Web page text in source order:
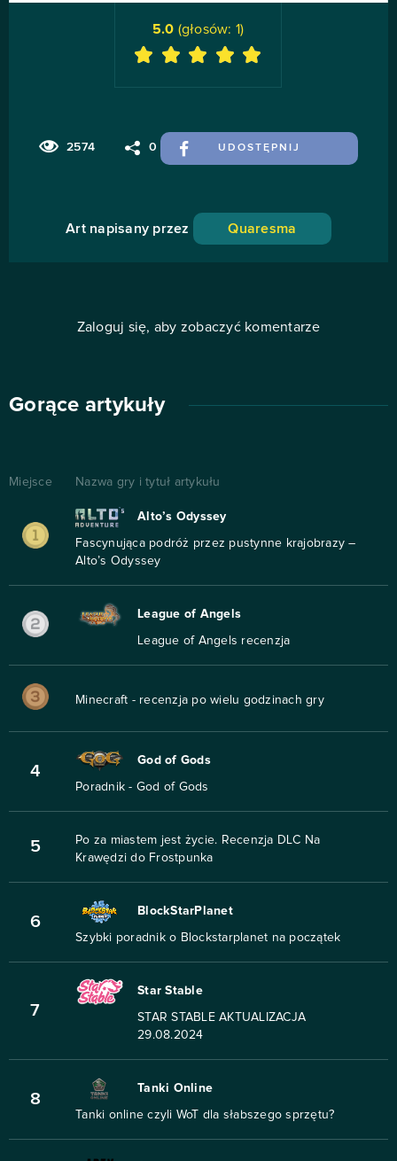
2574 0 UDOSTĘPNIJ
5.0 (głosów: 1)
Art napisany przez Quaresma
Zaloguj się, aby zobaczyć komentarze
Gorące artykuły
Miejsce Nazwa gry i tytuł artykułu
Alto’s Odyssey
Fascynująca podróż przez pustynne krajobrazy –
Alto’s Odyssey
League of Angels
League of Angels recenzja
Minecraft - recenzja po wielu godzinach gry
4
God of Gods
Poradnik - God of Gods
5
Po za miastem jest życie. Recenzja DLC Na
Krawędzi do Frostpunka
6
BlockStarPlanet
Szybki poradnik o Blockstarplanet na początek
7
Star Stable
STAR STABLE AKTUALIZACJA
29.08.2024
8
Tanki Online
Tanki online czyli WoT dla słabszego sprzętu?